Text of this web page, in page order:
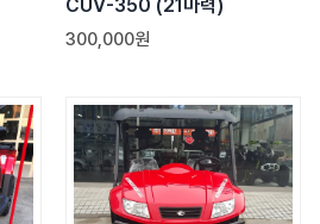
CUV-350 (21마력)
300,000원